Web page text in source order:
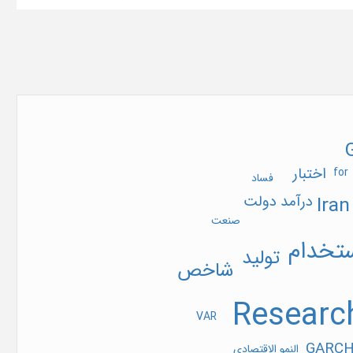
Iran
تولید شاخص
اختبار
درآمد دولت
النمو الاقتصادی
for
VAR
صنعت
فساد